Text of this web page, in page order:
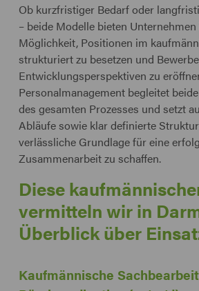
Ob kurzfristiger Bedarf oder
– beide Modelle bieten
Möglichkeit, Positionen im
strukturiert zu besetzen und
Entwicklungsperspektiven zu
Personalmanagement begleitet
des gesamten Prozesses und setzt
Abläufe sowie klar definierte
verlässliche Grundlage für eine
Zusammenarbeit zu schaffen.
Diese
vermitteln wir in
Überblick über
Kaufmännische